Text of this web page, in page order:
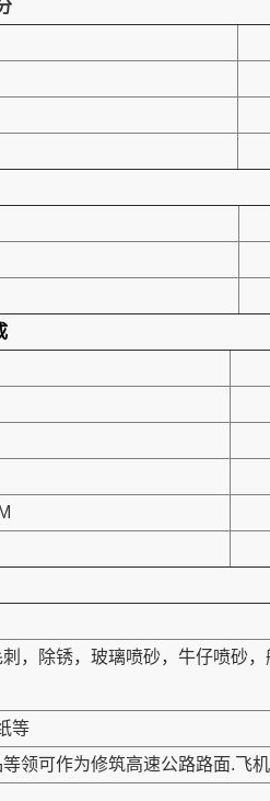
，除锈，玻璃喷砂，牛仔喷砂
等
领可作为修筑高速公路路面.飞